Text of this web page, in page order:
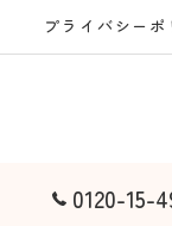
0120-15-
プライバシーポ
© 2026 大阪府大阪市